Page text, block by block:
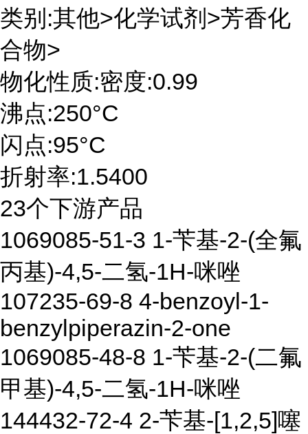
类别:其他>化学试剂>芳香化
合物>
物化性质:密度:0.99
沸点:250°C
闪点:95°C
折射率:1.5400
23个下游产品
1069085-51-3 1-苄基-2-(全氟
丙基)-4,5-二氢-1H-咪唑
107235-69-8 4-benzoyl-1-
benzylpiperazin-2-one
1069085-48-8 1-苄基-2-(二氟
甲基)-4,5-二氢-1H-咪唑
144432-72-4 2-苄基-[1,2,5]噻